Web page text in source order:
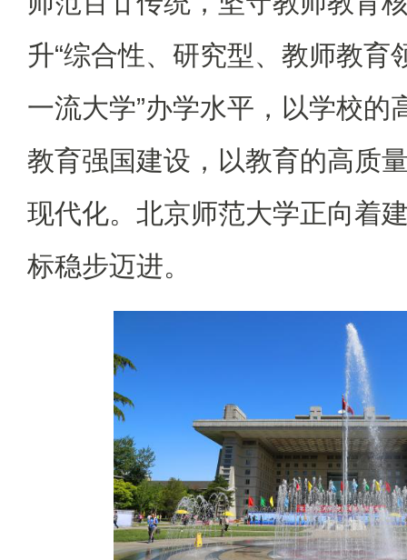
升“综合性、研究型、教师教育
一流大学”办学水平，以学校的
教育强国建设，以教育的高质
现代化。北京师范大学正向着
标稳步迈进。